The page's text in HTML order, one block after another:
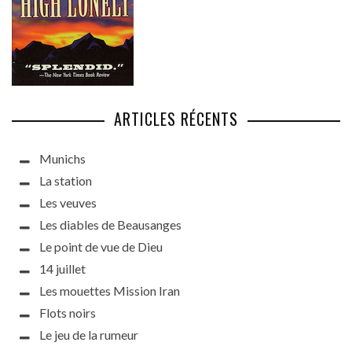
ARTICLES RÉCENTS
Munichs
La station
Les veuves
Les diables de Beausanges
Le point de vue de Dieu
14 juillet
Les mouettes Mission Iran
Flots noirs
Le jeu de la rumeur